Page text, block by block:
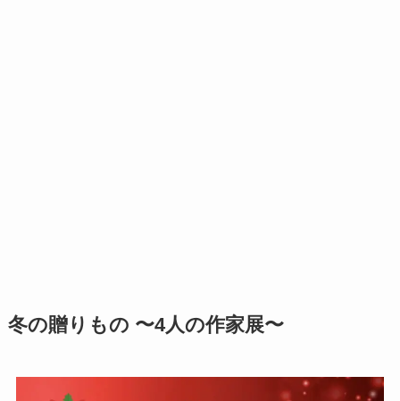
冬の贈りもの 〜4人の作家展〜